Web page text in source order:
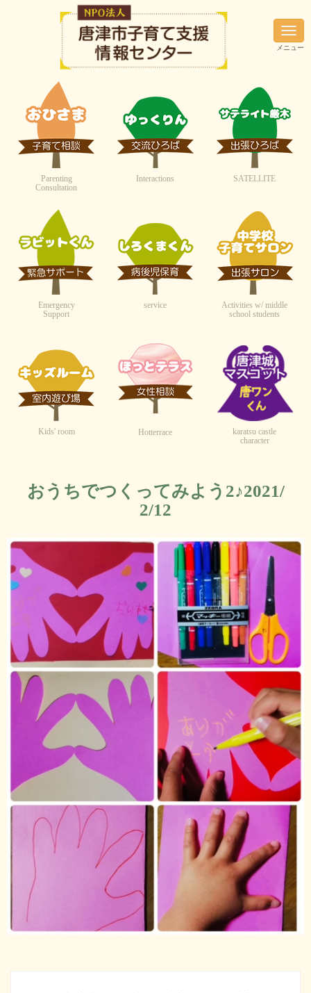
N
a
v
i
o
メニュー
Parenting
Consultation
Interactions SATELLITE
Emergency
Support
service
Activities w/ middle
school students
Kids' room Hotterrace
karatsu castle
character
おうちでつくってみよう2♪2021/
2/12